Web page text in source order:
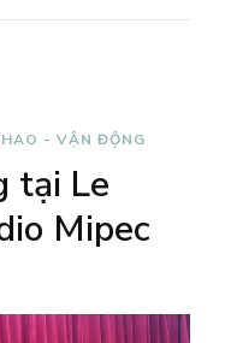
- VẬN ĐỘNG
tại Le
Mipec